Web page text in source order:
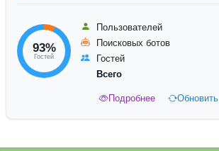
93%
Гостей
Пользователей
Поисковых ботов
Гостей
Всего
Подробнее Обновить